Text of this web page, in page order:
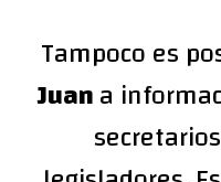
Tampoco es
Juana